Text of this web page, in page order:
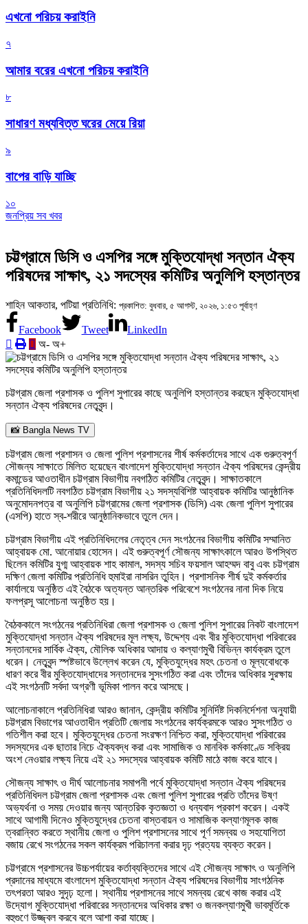
এখনো পরিচয় করাইনি
৭
আমার বরের এখনো পরিচয় করাইনি
৮
সাধারণ মধ্যবিত্ত ঘরের মেয়ে রিয়া
৯
বাপের বাড়ি যাচ্ছি
১০
জনপ্রিয় সব খবর
চট্টগ্রামে ডিসি ও এসপির সঙ্গে মুক্তিযোদ্ধা সন্তান ঐক্য
পরিষদের সাক্ষাৎ, ২১ সদস্যের কমিটির অনুলিপি হস্তান্তর
শাহিন আকতার, পটিয়া প্রতিনিধি: প্রকাশিত: বুধবার, ৫ আগস্ট, ২০২৬, ১:৫৩ পূর্বাহ্ণ
Facebook Tweet
LinkedIn
অ- অ+
চট্টগ্রাম জেলা প্রশাসক ও পুলিশ সুপারের কাছে অনুলিপি হস্তান্তর করছেন মুক্তিযোদ্ধা
সন্তান ঐক্য পরিষদের নেতৃবৃন্দ।
📸 Bangla News TV
চট্টগ্রাম জেলা প্রশাসন ও জেলা পুলিশ প্রশাসনের শীর্ষ কর্মকর্তাদের সাথে এক গুরুত্বপূর্ণ
সৌজন্য সাক্ষাতে মিলিত হয়েছেন বাংলাদেশ মুক্তিযোদ্ধা সন্তান ঐক্য পরিষদের কেন্দ্রীয়
কমান্ডের আওতাধীন চট্টগ্রাম বিভাগীয় নবগঠিত কমিটির নেতৃবৃন্দ। সাক্ষাতকালে
প্রতিনিধিদলটি নবগঠিত চট্টগ্রাম বিভাগীয় ২১ সদস্যবিশিষ্ট আহ্বায়ক কমিটির আনুষ্ঠানিক
অনুমোদনপত্র বা অনুলিপি চট্টগ্রামের জেলা প্রশাসক (ডিসি) এবং জেলা পুলিশ সুপারের
(এসপি) হাতে স্ব-শরীরে আনুষ্ঠানিকভাবে তুলে দেন।
চট্টগ্রাম বিভাগীয় এই প্রতিনিধিদলের নেতৃত্ব দেন সংগঠনের বিভাগীয় কমিটির সম্মানিত
আহ্বায়ক মো. আনোয়ার হোসেন। এই গুরুত্বপূর্ণ সৌজন্য সাক্ষাৎকালে আরও উপস্থিত
ছিলেন কমিটির যুগ্ম আহ্বায়ক শাহ কামাল, সদস্য সচিব ফয়সাল আহম্মদ বাবু এবং চট্টগ্রাম
দক্ষিণ জেলা কমিটির প্রতিনিধি হুমাইরা নাসরিন তুহিন। প্রশাসনিক শীর্ষ দুই কর্মকর্তার
কার্যালয়ে অনুষ্ঠিত এই বৈঠকে অত্যন্ত আন্তরিক পরিবেশে সংগঠনের নানা দিক নিয়ে
ফলপ্রসূ আলোচনা অনুষ্ঠিত হয়।
বৈঠককালে সংগঠনের প্রতিনিধিরা জেলা প্রশাসক ও জেলা পুলিশ সুপারের নিকট বাংলাদেশ
মুক্তিযোদ্ধা সন্তান ঐক্য পরিষদের মূল লক্ষ্য, উদ্দেশ্য এবং বীর মুক্তিযোদ্ধা পরিবারের
সন্তানদের সার্বিক ঐক্য, মৌলিক অধিকার আদায় ও কল্যাণমুখী বিভিন্ন কার্যক্রম তুলে
ধরেন। নেতৃবৃন্দ স্পষ্টভাবে উল্লেখ করেন যে, মুক্তিযুদ্ধের মহৎ চেতনা ও মূল্যবোধকে
ধারণ করে বীর মুক্তিযোদ্ধাদের সন্তানদের সুসংগঠিত করা এবং তাঁদের অধিকার সুরক্ষায়
এই সংগঠনটি সর্বদা অগ্রণী ভূমিকা পালন করে আসছে।
আলোচনাকালে প্রতিনিধিরা আরও জানান, কেন্দ্রীয় কমিটির সুনির্দিষ্ট দিকনির্দেশনা অনুযায়ী
চট্টগ্রাম বিভাগের আওতাধীন প্রতিটি জেলায় সংগঠনের কার্যক্রমকে আরও সুসংগঠিত ও
গতিশীল করা হবে। মুক্তিযুদ্ধের চেতনা সংরক্ষণ নিশ্চিত করা, মুক্তিযোদ্ধা পরিবারের
সদস্যদের এক ছাতার নিচে ঐক্যবদ্ধ করা এবং সামাজিক ও মানবিক কর্মকাণ্ডে সক্রিয়
অংশ নেওয়ার লক্ষ্য নিয়ে এই ২১ সদস্যের আহ্বায়ক কমিটি মাঠে কাজ করে যাবে।
সৌজন্য সাক্ষাৎ ও দীর্ঘ আলোচনার সমাপনী পর্বে মুক্তিযোদ্ধা সন্তান ঐক্য পরিষদের
প্রতিনিধিদল চট্টগ্রাম জেলা প্রশাসক এবং জেলা পুলিশ সুপারের প্রতি তাঁদের উষ্ণ
অভ্যর্থনা ও সময় দেওয়ার জন্য আন্তরিক কৃতজ্ঞতা ও ধন্যবাদ প্রকাশ করেন। একই
সাথে আগামী দিনেও মুক্তিযুদ্ধের চেতনা বাস্তবায়ন ও সামাজিক কল্যাণমূলক কাজ
ত্বরান্বিত করতে স্থানীয় জেলা ও পুলিশ প্রশাসনের সাথে পূর্ণ সমন্বয় ও সহযোগিতা
বজায় রেখে সংগঠনের সকল কার্যক্রম পরিচালনা করার দৃঢ় প্রত্যয় ব্যক্ত করেন।
চট্টগ্রামে প্রশাসনের উচ্চপর্যায়ের কর্তাব্যক্তিদের সাথে এই সৌজন্য সাক্ষাৎ ও অনুলিপি
প্রদানের মাধ্যমে বাংলাদেশ মুক্তিযোদ্ধা সন্তান ঐক্য পরিষদের বিভাগীয় সাংগঠনিক
তৎপরতা আরও সুদৃঢ় হলো। স্থানীয় প্রশাসনের সাথে সমন্বয় রেখে কাজ করার এই
উদ্যোগ মুক্তিযোদ্ধা পরিবারের সন্তানদের অধিকার রক্ষা ও জনকল্যাণমুখী ভাবমূর্তিকে
বহুগুণে উজ্জ্বল করবে বলে আশা করা যাচ্ছে।